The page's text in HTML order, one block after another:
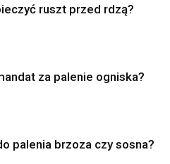
ruszt przed rdzą?
za palenie ogniska?
palenia brzoza czy sosna?